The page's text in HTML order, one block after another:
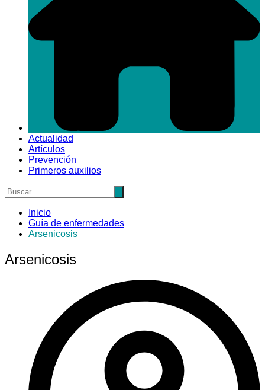
Actualidad
Artículos
Prevención
Primeros auxilios
Inicio
Guía de enfermedades
Arsenicosis
Arsenicosis